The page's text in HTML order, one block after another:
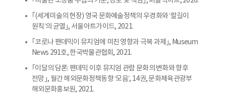
｢(세계미술의 현장) 영국 문화예술정책의 우경화와 ‘팔길이
원칙’의 균열｣, 서울아트가이드, 2021.
｢코로나 팬데믹이 뮤지엄에 미친 영향과 극복 과제｣, Museum
News 291호, 한국박물관협회, 2021.
｢이달의 담론: 팬데믹 이후 뮤지엄 관람 문화의 변화와 향후
전망｣, 월간 해외문화정책동향 ‘모음’, 14권, 문화체육관광부
해외문화홍보원, 2021.